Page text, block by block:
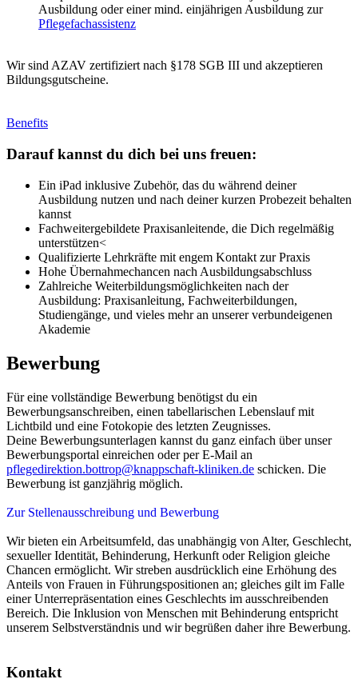
Ausbildung oder einer mind. einjährigen Ausbildung zur
Pflegefachassistenz
Wir sind AZAV zertifiziert nach §178 SGB III und akzeptieren
Bildungsgutscheine.
Benefits
Darauf kannst du dich bei uns freuen:
Ein iPad inklusive Zubehör, das du während deiner
Ausbildung nutzen und nach deiner kurzen Probezeit behalten
kannst
Fachweitergebildete Praxisanleitende, die Dich regelmäßig
unterstützen<
Qualifizierte Lehrkräfte mit engem Kontakt zur Praxis
Hohe Übernahmechancen nach Ausbildungsabschluss
Zahlreiche Weiterbildungsmöglichkeiten nach der
Ausbildung: Praxisanleitung, Fachweiterbildungen,
Studiengänge, und vieles mehr an unserer verbundeigenen
Akademie
Bewerbung
Für eine vollständige Bewerbung benötigst du ein
Bewerbungsanschreiben, einen tabellarischen Lebenslauf mit
Lichtbild und eine Fotokopie des letzten Zeugnisses.
Deine Bewerbungsunterlagen kannst du ganz einfach über unser
Bewerbungsportal einreichen oder per E-Mail an
pflegedirektion.bottrop@knappschaft-kliniken.de schicken. Die
Bewerbung ist ganzjährig möglich.
Zur Stellenausschreibung und Bewerbung
Wir bieten ein Arbeitsumfeld, das unabhängig von Alter, Geschlecht,
sexueller Identität, Behinderung, Herkunft oder Religion gleiche
Chancen ermöglicht. Wir streben ausdrücklich eine Erhöhung des
Anteils von Frauen in Führungspositionen an; gleiches gilt im Falle
einer Unterrepräsentation eines Geschlechts im ausschreibenden
Bereich. Die Inklusion von Menschen mit Behinderung entspricht
unserem Selbstverständnis und wir begrüßen daher ihre Bewerbung.
Kontakt